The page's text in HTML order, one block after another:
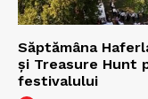
Săptămâna
şi Treasure Hunt
festivalului